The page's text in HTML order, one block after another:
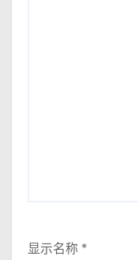
显示名称 *